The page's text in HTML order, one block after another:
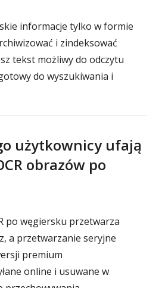
informacje tylko w formie
i zindeksować
tekst możliwy do odczytu
do wyszukiwania i
użytkownicy ufają
obrazów po
po węgiersku przetwarza
a przetwarzanie seryjne
premium
online i usuwane w